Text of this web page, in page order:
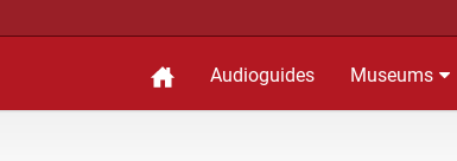
Audioguides Museums